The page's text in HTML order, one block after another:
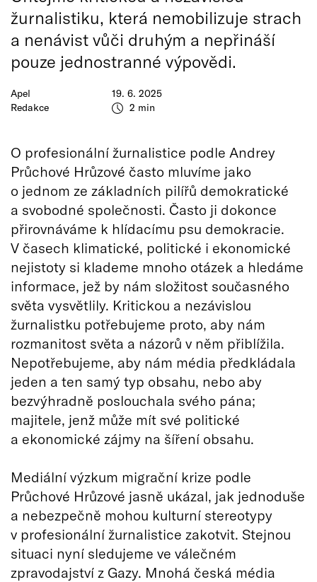
Apel
Redakce
19. 6. 2025
2 min
žurnalistiku, která nemobilizuje strach
a nenávist vůči druhým a nepřináší
pouze jednostranné výpovědi.
O profesionální žurnalistice podle Andrey
Průchové Hrůzové často mluvíme jako
o jednom ze základních pilířů demokratické
a svobodné společnosti. Často ji dokonce
přirovnáváme k hlídacímu psu demokracie.
V časech klimatické, politické i ekonomické
nejistoty si klademe mnoho otázek a hledáme
informace, jež by nám složitost současného
světa vysvětlily. Kritickou a nezávislou
žurnalistku potřebujeme proto, aby nám
rozmanitost světa a názorů v něm přiblížila.
Nepotřebujeme, aby nám média předkládala
jeden a ten samý typ obsahu, nebo aby
bezvýhradně poslouchala svého pána;
majitele, jenž může mít své politické
a ekonomické zájmy na šíření obsahu.
Mediální výzkum migrační krize podle
Průchové Hrůzové jasně ukázal, jak jednoduše
a nebezpečně mohou kulturní stereotypy
v profesionální žurnalistice zakotvit. Stejnou
situaci nyní sledujeme ve válečném
zpravodajství z Gazy. Mnohá česká média